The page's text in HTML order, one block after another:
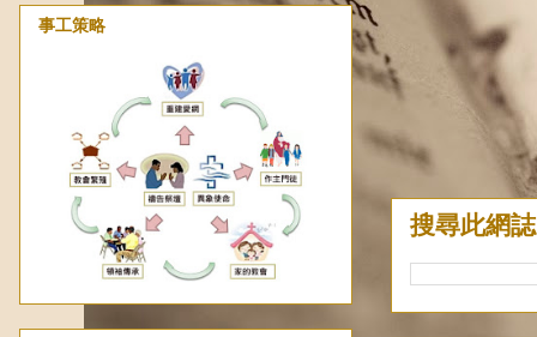
搜尋此網誌
事工策略